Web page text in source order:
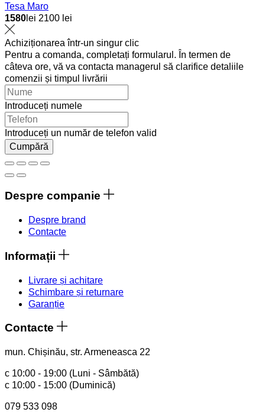
Tesa Maro
1580 lei 2100 lei
Achiziționarea într-un singur clic
Pentru a comanda, completați formularul. În termen de
câteva ore, vă va contacta managerul să clarifice detaliile
comenzii și timpul livrării
Introduceți numele
Introduceți un număr de telefon valid
Cumpără
Despre companie
Despre brand
Contacte
Informații
Livrare și achitare
Schimbare și returnare
Garanție
Contacte
mun. Chișinău, str. Armeneasca 22
с 10:00 - 19:00 (Luni - Sâmbătă)
с 10:00 - 15:00 (Duminică)
079 533 098